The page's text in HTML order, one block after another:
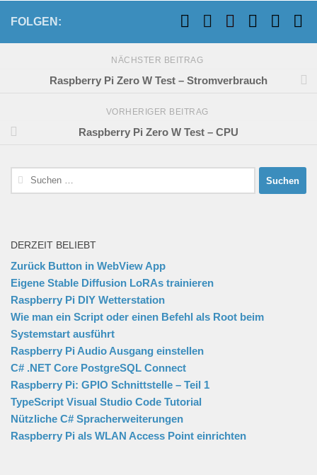
FOLGEN:
NÄCHSTER BEITRAG
Raspberry Pi Zero W Test – Stromverbrauch
VORHERIGER BEITRAG
Raspberry Pi Zero W Test – CPU
Suchen
nach:
DERZEIT BELIEBT
Zurück Button in WebView App
Eigene Stable Diffusion LoRAs trainieren
Raspberry Pi DIY Wetterstation
Wie man ein Script oder einen Befehl als Root beim
Systemstart ausführt
Raspberry Pi Audio Ausgang einstellen
C# .NET Core PostgreSQL Connect
Raspberry Pi: GPIO Schnittstelle – Teil 1
TypeScript Visual Studio Code Tutorial
Nützliche C# Spracherweiterungen
Raspberry Pi als WLAN Access Point einrichten